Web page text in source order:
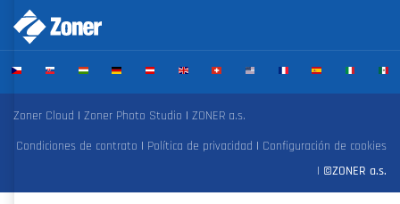
Zoner Cloud | Zoner Photo Studio | ZONER a.s.
Condiciones de contrato | Política de privacidad | Configuración de cookies
| ©ZONER a.s.